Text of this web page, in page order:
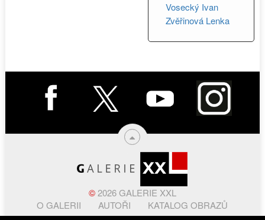
Vosecký Ivan
Zvěřinová Lenka
©2026 GALERIE XXL
O GALERII
AUTOŘI KATALOG OBRAZŮ